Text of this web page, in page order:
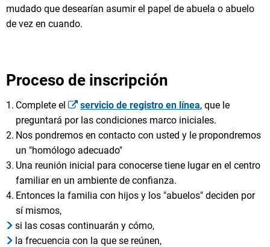
mudado que desearían asumir el papel de abuela o abuelo
de vez en cuando.
Proceso de inscripción
Complete el servicio de registro en línea, que le
preguntará por las condiciones marco iniciales.
Nos pondremos en contacto con usted y le propondremos
un "homólogo adecuado"
Una reunión inicial para conocerse tiene lugar en el centro
familiar en un ambiente de confianza.
Entonces la familia con hijos y los "abuelos" deciden por
sí mismos,
si las cosas continuarán y cómo,
la frecuencia con la que se reúnen,